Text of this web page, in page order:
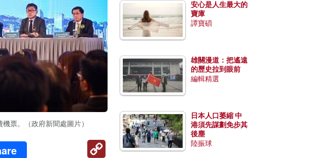
票。（政府新聞處圖片）
Copy
Link
安心是人生最大的
寶庫
譚寶碩
雄關漫道：把遙遠
的歷史拉到眼前
編輯精選
日本人口萎縮 中
港須先謀劃免步其
後塵
陸振球